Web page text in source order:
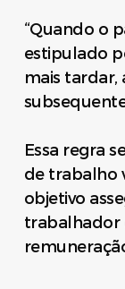
“Quando o
estipulado
mais tardar,
Essa regra
de trabalho
objetivo
trabalhador